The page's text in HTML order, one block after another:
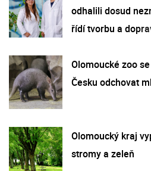
odhalili dosud
řídí tvorbu a
Olomoucké zoo
Česku odchovat
Olomoucký kraj
stromy a zeleň